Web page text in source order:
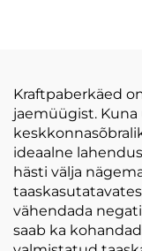
Kraftpaberkäed
jaemüügist.
ideaalne
hästi välja
vähendada
saab ka